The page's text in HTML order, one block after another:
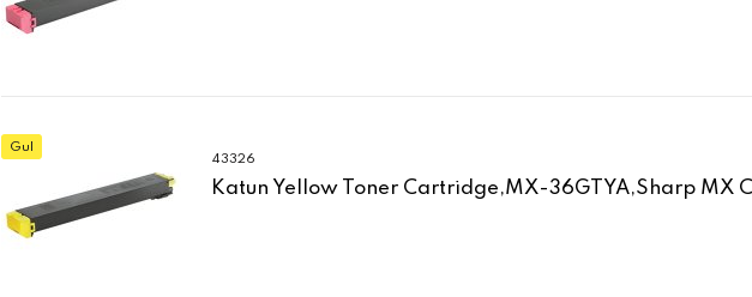
Gul
43326
Katun Yellow Toner Cartridge,MX-36GTYA,Sharp MX